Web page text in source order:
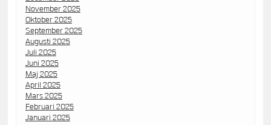
November 2025
Oktober 2025
September 2025
Augusti 2025
Juli 2025
Juni 2025
Maj 2025
April 2025
Mars 2025
Februari 2025
Januari 2025